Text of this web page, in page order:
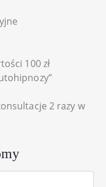
100 zł
2 razy w